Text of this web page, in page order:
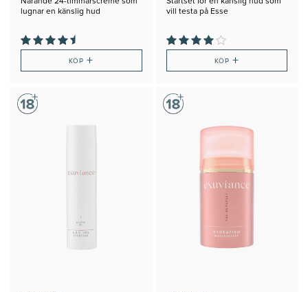
lugnar en känslig hud
KÖP+
vill testa på Esse
KÖP +